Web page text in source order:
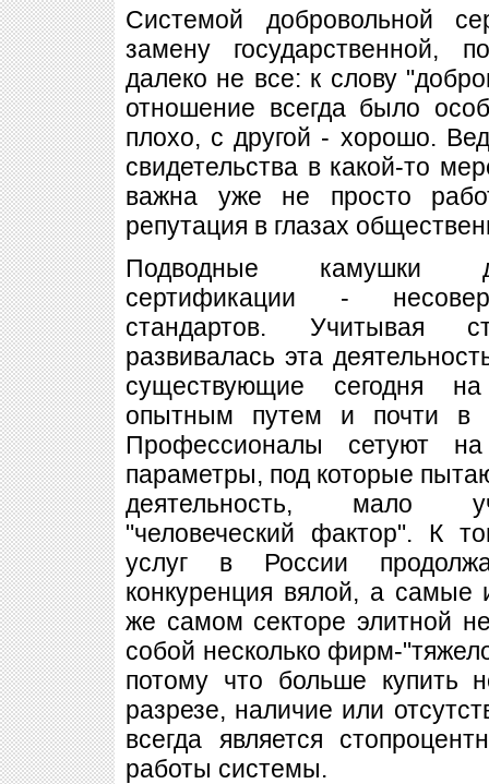
Системой добровольной
замену государственной,
далеко не все: к слову
отношение всегда было
плохо, с другой - хорошо.
свидетельства в какой-то
важна уже не просто
репутация в глазах
Подводные камушки
сертификации -
стандартов. Учитывая
развивалась эта
существующие сегодня
опытным путем и почти в
Профессионалы сетуют
параметры, под которые
деятельность, мало
"человеческий фактор". К
услуг в России
конкуренция вялой, а
же самом секторе элитной
собой несколько фирм-
потому что больше купить
разрезе, наличие или
всегда является
работы системы.